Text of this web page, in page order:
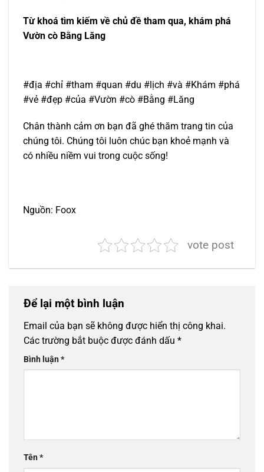
Từ khoá tìm kiếm về chủ đề tham qua, khám phá
Vườn cò Bằng Lăng
#địa #chỉ #tham #quan #du #lịch #và #Khám #phá
#vẻ #đẹp #của #Vườn #cò #Bằng #Lăng
Chân thành cảm ơn bạn đã ghé thăm trang tin của
chúng tôi. Chúng tôi luôn chúc bạn khoẻ mạnh và
có nhiều niềm vui trong cuộc sống!
Nguồn: Foox
vote post
Để lại một bình luận
Email của bạn sẽ không được hiển thị công khai.
Các trường bắt buộc được đánh dấu *
Bình luận*
Tên*